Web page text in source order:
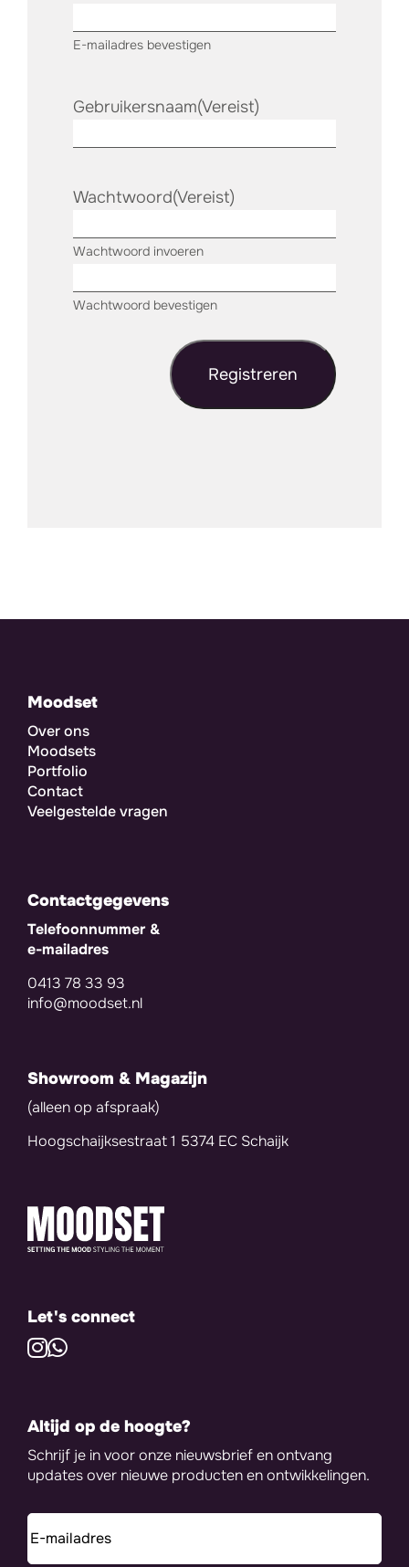
E-mailadres bevestigen
Gebruikersnaam(Vereist)
Wachtwoord(Vereist)
Wachtwoord invoeren
Wachtwoord bevestigen
Moodset
Over ons
Moodsets
Portfolio
Contact
Veelgestelde vragen
Contactgegevens
Telefoonnummer &
e-mailadres
0413 78 33 93
info@moodset.nl
Showroom & Magazijn
(alleen op afspraak)
Hoogschaijksestraat 1 5374 EC Schaijk
Let's connect
Altijd op de hoogte?
Schrijf je in voor onze nieuwsbrief en ontvang
updates over nieuwe producten en ontwikkelingen.